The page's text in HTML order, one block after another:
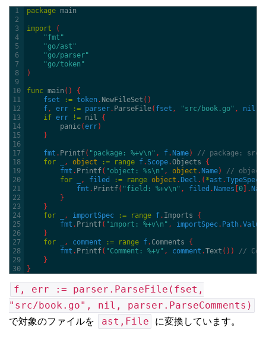
1
2
3
4
5
6
7
8
9
10
11
12
13
14
15
16
17
18
19
20
21
22
23
24
25
26
27
28
29
30
package main
import
(
"fmt"
"go/ast"
"go/parser"
"go/token"
)
func main ( )
{
fset
:= token.NewFileSet ( )
f , err := parser. ParseFile( fset , "src/book.go" , nil
if err != nil
{
panic(err)
}
fmt . Printf( "package: %+v\n" , f.Name)
// package: src
for
, object := range f. Scope.Objects
{
fmt . Printf( "object: %s\n" , object .Name)
// object:
for
, filed := range object .Decl . ( *ast .TypeSpec
fmt . Printf( "field: %+v\n" , filed .Names [0] .
}
}
for
, importSpec := range f. Imports
{
fmt . Printf( "import: %+v\n" , importSpec. Path.Value
}
for
, comment := range f. Comments
{
fmt . Printf( "Comment: %+v" , comment .Text ( ) )
//
}
}
f, err := parser.ParseFile(fset,
"src/book.go", nil, parser.ParseComments)
で対象のファイルを ast,File に変換しています。